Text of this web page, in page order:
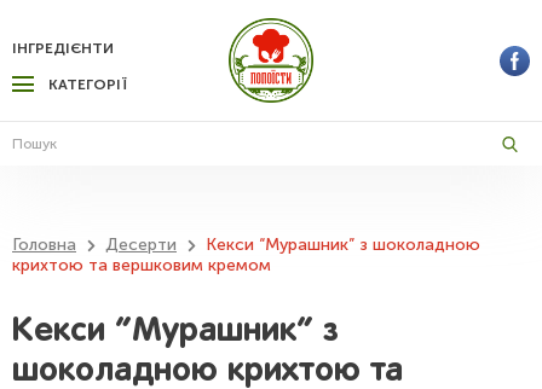
КАТЕГОРІЇ
ІНГРЕДІЄНТИ
Головна Десерти
Кекси “Мурашник” з шоколадною
крихтою та вершковим кремом
Кекси “Мурашник” з
шоколадною крихтою та